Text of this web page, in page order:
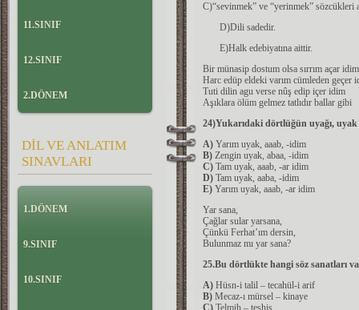
11.SINIF
12.SINIF
2.DÖNEM
DİL VE ANLATIM
SINAVLARI
1.DÖNEM
9.SINIF
10.SINIF
C)“sevinmek” ve “yerinmek” sözcükleri
D)Dili sadedir.
E)Halk edebiyatına aittir.
Bir münasip dostum olsa sırrım açar idim
Harc edüp eldeki varım cümleden geçer
Tuti dilin agu verse nûş edip içer idim
Aşıklara ölüm gelmez tatlıdır ballar gibi
24)Yukarıdaki dörtlüğün uyağı,
A) Yarım uyak, aaab, -idim
B) Zengin uyak, abaa, -idim
C) Tam uyak, aaab, -ar idim
D) Tam uyak, aaba, -idim
E) Yarım uyak, aaab, -ar idim
Yar sana,
Çağlar sular yarsana,
Çünkü Ferhat’ım dersin,
Bulunmaz mı yar sana?
25.Bu dörtlükte hangi söz sanatları
A) Hüsn-i talil – tecahül-i arif
B) Mecaz-ı mürsel – kinaye
C) Telmih – teşhis